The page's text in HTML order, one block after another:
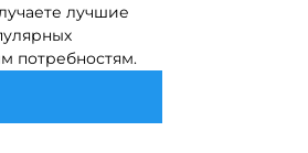
лучшие
потребностям.